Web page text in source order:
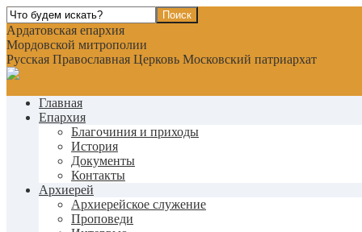
Ардатовская епархия
Мордовской митрополии
Русская Православная Церковь Московский патриархат
Главная
Епархия
Благочиния и приходы
История
Документы
Контакты
Архиерей
Архиерейское служение
Проповеди